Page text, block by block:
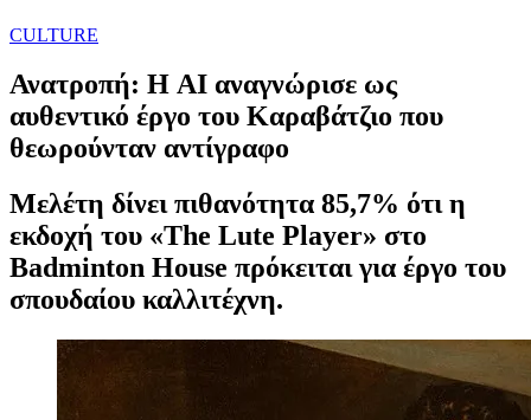
CULTURE
Ανατροπή: Η AI αναγνώρισε ως
αυθεντικό έργο του Καραβάτζιο που
θεωρούνταν αντίγραφο
Μελέτη δίνει πιθανότητα 85,7% ότι η
εκδοχή του «The Lute Player» στο
Badminton House πρόκειται για έργο του
σπουδαίου καλλιτέχνη.